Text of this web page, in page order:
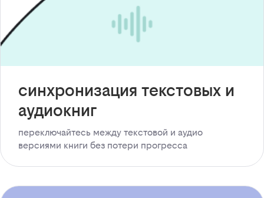
синхронизация текстовых и
аудиокниг
переключайтесь между текстовой и аудио
версиями книги без потери прогресса